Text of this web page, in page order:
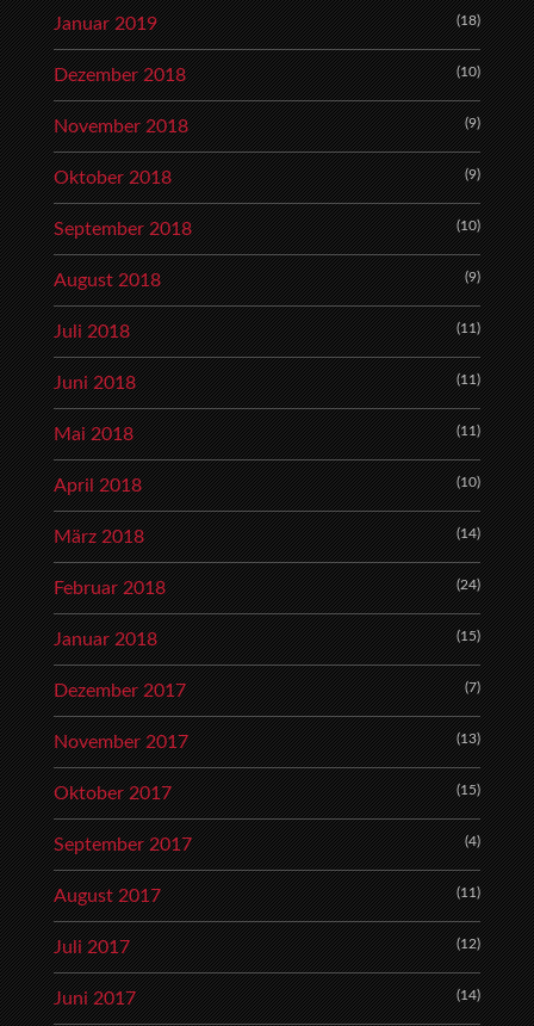
Januar 2019 (18)
Dezember 2018 (10)
November 2018 (9)
Oktober 2018 (9)
September 2018 (10)
August 2018 (9)
Juli 2018 (11)
Juni 2018 (11)
Mai 2018 (11)
April 2018 (10)
März 2018 (14)
Februar 2018 (24)
Januar 2018 (15)
Dezember 2017 (7)
November 2017 (13)
Oktober 2017 (15)
September 2017 (4)
August 2017 (11)
Juli 2017 (12)
Juni 2017 (14)